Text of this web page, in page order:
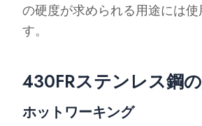
の硬度が求められる用途には使
す。
430FRステンレス鋼
ホットワーキング